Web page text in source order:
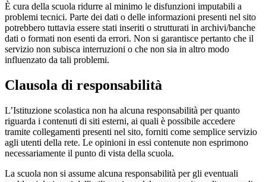
È cura della scuola ridurre al minimo le disfunzioni imputabili a
problemi tecnici. Parte dei dati o delle informazioni presenti nel sito
potrebbero tuttavia essere stati inseriti o strutturati in archivi/banche
dati o formati non esenti da errori. Non si garantisce pertanto che il
servizio non subisca interruzioni o che non sia in altro modo
influenzato da tali problemi.
Clausola di responsabilità
L’Istituzione scolastica non ha alcuna responsabilità per quanto
riguarda i contenuti di siti esterni, ai quali è possibile accedere
tramite collegamenti presenti nel sito, forniti come semplice servizio
agli utenti della rete. Le opinioni in essi contenute non esprimono
necessariamente il punto di vista della scuola.
La scuola non si assume alcuna responsabilità per gli eventuali